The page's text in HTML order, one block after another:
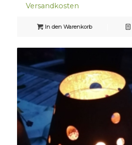
Versandkosten
In den Warenkorb